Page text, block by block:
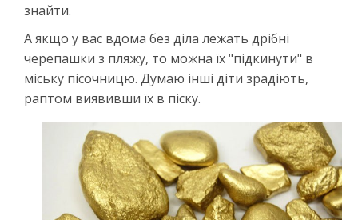
знайти.
А якщо у вас вдома без діла лежать дрібні
черепашки з пляжу, то можна їх "підкинути" в
міську пісочницю. Думаю інші діти зрадіють,
раптом виявивши їх в піску.